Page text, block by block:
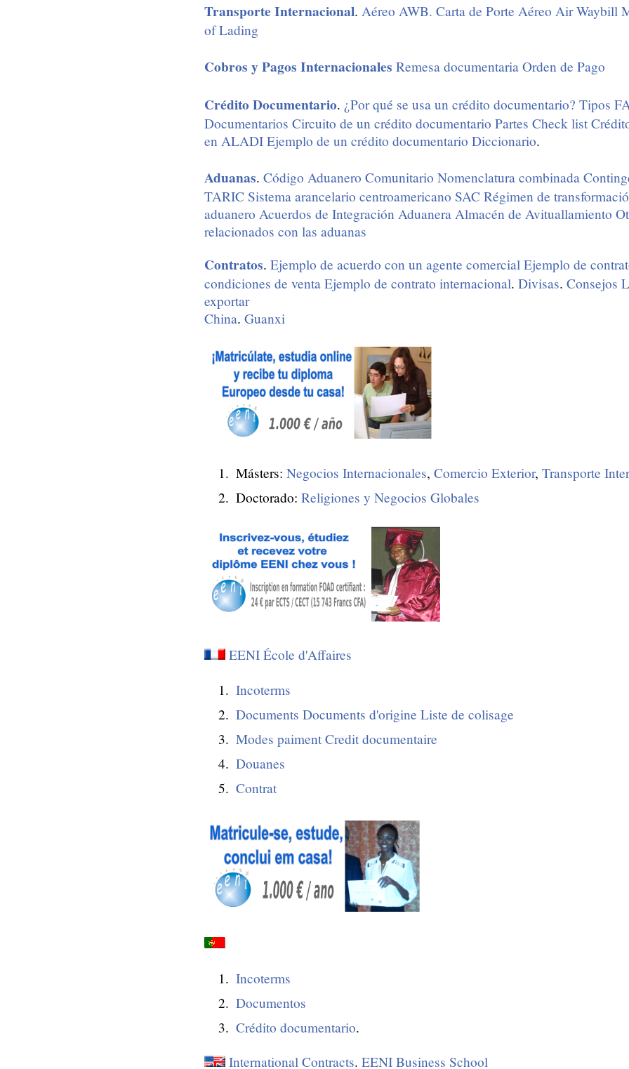
Transporte Internacional. Aéreo AWB. Carta de Porte Aéreo Air Waybill
of Lading
Cobros y Pagos Internacionales Remesa documentaria Orden de Pago
Crédito Documentario. ¿Por qué se usa un crédito documentario? Tipos
Documentarios Circuito de un crédito documentario Partes Check list
en ALADI Ejemplo de un crédito documentario Diccionario.
Aduanas. Código Aduanero Comunitario Nomenclatura combinada
TARIC Sistema arancelario centroamericano SAC Régimen de
aduanero Acuerdos de Integración Aduanera Almacén de Avituallamiento
relacionados con las aduanas
Contratos. Ejemplo de acuerdo con un agente comercial Ejemplo de
condiciones de venta Ejemplo de contrato internacional. Divisas. Consejos
exportar
China. Guanxi
Másters: Negocios Internacionales, Comercio Exterior, Transporte
Doctorado: Religiones y Negocios Globales
EENI École d'Affaires
Incoterms
Documents Documents d'origine Liste de colisage
Modes paiment Credit documentaire
Douanes
Contrat
Incoterms
Documentos
Crédito documentario.
International Contracts. EENI Business School